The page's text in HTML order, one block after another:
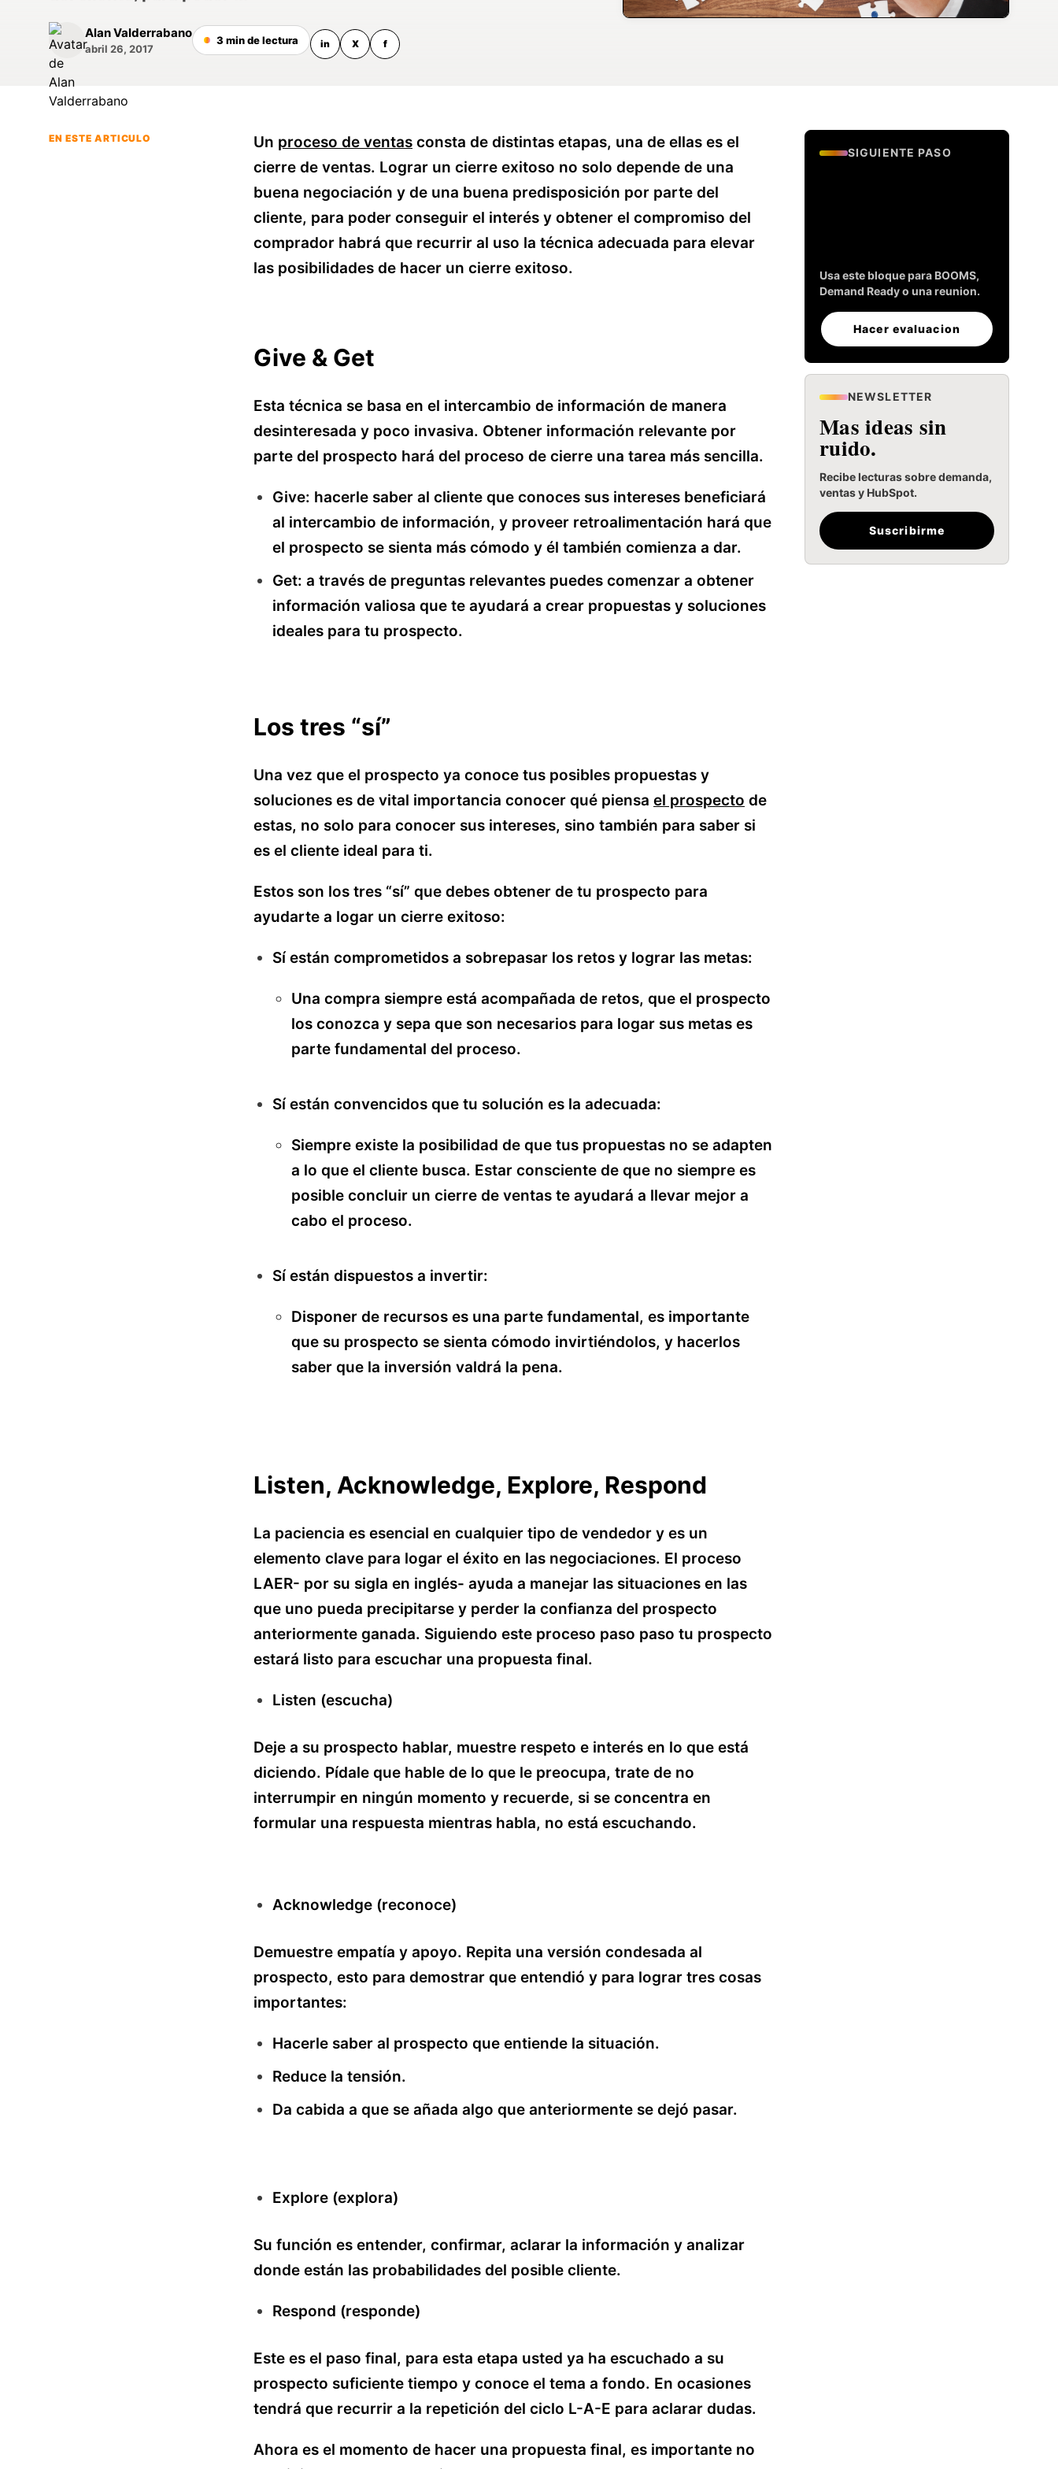
Alan Valderrabano
abril 26, 2017
3 min de lectura in X f
EN ESTE ARTICULO Un proceso de ventas consta de distintas etapas, una de ellas es el
cierre de ventas. Lograr un cierre exitoso no solo depende de una
buena negociación y de una buena predisposición por parte del
cliente, para poder conseguir el interés y obtener el compromiso del
comprador habrá que recurrir al uso la técnica adecuada para elevar
las posibilidades de hacer un cierre exitoso.
Give & Get
Esta técnica se basa en el intercambio de información de manera
desinteresada y poco invasiva. Obtener información relevante por
parte del prospecto hará del proceso de cierre una tarea más sencilla.
Give: hacerle saber al cliente que conoces sus intereses beneficiará
al intercambio de información, y proveer retroalimentación hará que
el prospecto se sienta más cómodo y él también comienza a dar.
Get: a través de preguntas relevantes puedes comenzar a obtener
información valiosa que te ayudará a crear propuestas y soluciones
ideales para tu prospecto.
Los tres “sí”
Una vez que el prospecto ya conoce tus posibles propuestas y
soluciones es de vital importancia conocer qué piensa el prospecto de
estas, no solo para conocer sus intereses, sino también para saber si
es el cliente ideal para ti.
Estos son los tres “sí” que debes obtener de tu prospecto para
ayudarte a logar un cierre exitoso:
Sí están comprometidos a sobrepasar los retos y lograr las metas:
Una compra siempre está acompañada de retos, que el prospecto
los conozca y sepa que son necesarios para logar sus metas es
parte fundamental del proceso.
Sí están convencidos que tu solución es la adecuada:
Siempre existe la posibilidad de que tus propuestas no se adapten
a lo que el cliente busca. Estar consciente de que no siempre es
posible concluir un cierre de ventas te ayudará a llevar mejor a
cabo el proceso.
Sí están dispuestos a invertir:
Disponer de recursos es una parte fundamental, es importante
que su prospecto se sienta cómodo invirtiéndolos, y hacerlos
saber que la inversión valdrá la pena.
Listen, Acknowledge, Explore, Respond
La paciencia es esencial en cualquier tipo de vendedor y es un
elemento clave para logar el éxito en las negociaciones. El proceso
LAER- por su sigla en inglés- ayuda a manejar las situaciones en las
que uno pueda precipitarse y perder la confianza del prospecto
anteriormente ganada. Siguiendo este proceso paso paso tu prospecto
estará listo para escuchar una propuesta final.
Listen (escucha)
Deje a su prospecto hablar, muestre respeto e interés en lo que está
diciendo. Pídale que hable de lo que le preocupa, trate de no
interrumpir en ningún momento y recuerde, si se concentra en
formular una respuesta mientras habla, no está escuchando.
Acknowledge (reconoce)
Demuestre empatía y apoyo. Repita una versión condesada al
prospecto, esto para demostrar que entendió y para lograr tres cosas
importantes:
Hacerle saber al prospecto que entiende la situación.
Reduce la tensión.
Da cabida a que se añada algo que anteriormente se dejó pasar.
Explore (explora)
Su función es entender, confirmar, aclarar la información y analizar
donde están las probabilidades del posible cliente.
Respond (responde)
Este es el paso final, para esta etapa usted ya ha escuchado a su
prospecto suficiente tiempo y conoce el tema a fondo. En ocasiones
tendrá que recurrir a la repetición del ciclo L-A-E para aclarar dudas.
Ahora es el momento de hacer una propuesta final, es importante no
SIGUIENTE PASO
Usa este bloque para BOOMS,
Demand Ready o una reunion.
Hacer evaluacion
NEWSLETTER
Mas ideas sin
ruido.
Recibe lecturas sobre demanda,
ventas y HubSpot.
Suscribirme